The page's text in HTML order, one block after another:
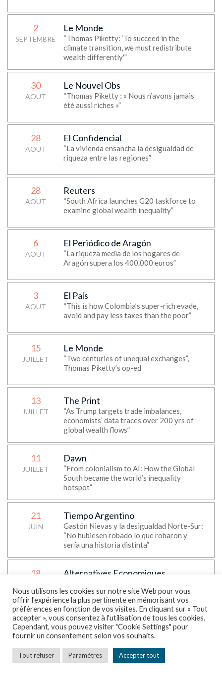
2
SEPTEMBRE
Le Monde
“Thomas Piketty: ‘To succeed in the
climate transition, we must redistribute
wealth differently'”
30
AOUT
Le Nouvel Obs
“Thomas Piketty : « Nous n’avons jamais
été aussi riches »”
28
AOUT
El Confidencial
“La vivienda ensancha la desigualdad de
riqueza entre las regiones”
28
AOUT
Reuters
“South Africa launches G20 taskforce to
examine global wealth inequality”
6
AOUT
El Periódico de Aragón
“La riqueza media de los hogares de
Aragón supera los 400.000 euros”
3
AOUT
El País
“This is how Colombia’s super-rich evade,
avoid and pay less taxes than the poor”
15
JUILLET
Le Monde
“Two centuries of unequal exchanges”,
Thomas Piketty’s op-ed
13
JUILLET
The Print
“As Trump targets trade imbalances,
economists’ data traces over 200 yrs of
global wealth flows”
11
JUILLET
Dawn
“From colonialism to AI: How the Global
South became the world’s inequality
hotspot”
21
JUIN
Tiempo Argentino
Gastón Nievas y la desigualdad Norte-Sur:
“No hubiesen robado lo que robaron y
sería una historia distinta”
18 Alternatives Economiques
de financiarisation du monde “
17
JUIN
Le Monde
“Ultra-wealthy, the Senate beside the
Nous utilisons les cookies sur notre site Web pour vous
offrir l'expérience la plus pertinente en mémorisant vos
préférences en fonction de vos visites. En cliquant sur « Tout
accepter », vous consentez à l'utilisation de tous les cookies.
Cependant, vous pouvez visiter "Cookie Settings" pour
fournir un consentement selon vos souhaits.
Tout refuser Paramètres Accepter tout